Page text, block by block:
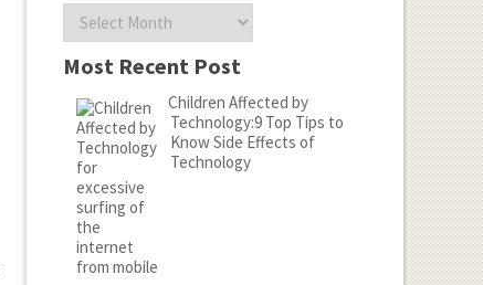
Archives
Most Recent Post
Children Affected by
Technology:9 Top Tips to
Know Side Effects of
Technology